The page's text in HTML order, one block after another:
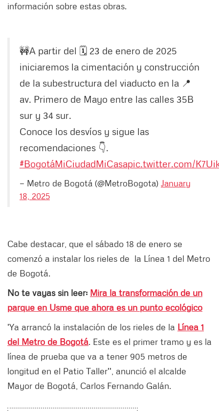
información sobre estas obras.
🚧A partir del 🗓 23 de enero de 2025
iniciaremos la cimentación y construcción
de la subestructura del viaducto en la 📍
av. Primero de Mayo entre las calles 35B
sur y 34 sur.
Conoce los desvíos y sigue las
recomendaciones 👇.
#BogotáMiCiudadMiCasapic.twitter.com/
— Metro de Bogotá (@MetroBogota) January
18, 2025
Cabe destacar, que el sábado 18 de enero se
comenzó a instalar los rieles de la Línea 1 del Metro
de Bogotá.
No te vayas sin leer: Mira la transformación de un
parque en Usme que ahora es un punto ecológico
'Ya arrancó la instalación de los rieles de la Línea 1
del Metro de Bogotá. Este es el primer tramo y es la
línea de prueba que va a tener 905 metros de
longitud en el Patio Taller'', anunció el alcalde
Mayor de Bogotá, Carlos Fernando Galán.